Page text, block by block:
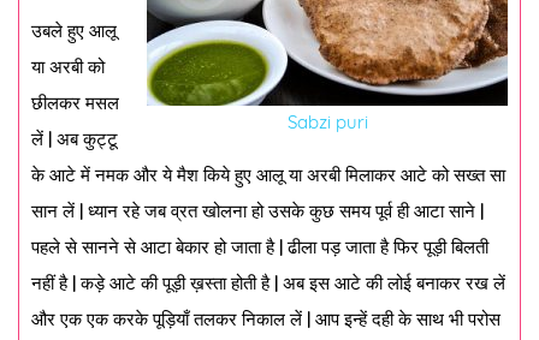
Sabzi puri
उबले हुए आलू
या अरबी को
छीलकर मसल
लें | अब कुट्टू
के आटे में नमक और ये मैश किये हुए आलू या अरबी मिलाकर आटे को सख्त सा
सान लें | ध्यान रहे जब व्रत खोलना हो उसके कुछ समय पूर्व ही आटा साने |
पहले से सानने से आटा बेकार हो जाता है | ढीला पड़ जाता है फिर पूड़ी बिलती
नहीं है | कड़े आटे की पूड़ी ख़स्ता होती है | अब इस आटे की लोई बनाकर रख लें
और एक एक करके पूड़ियाँ तलकर निकाल लें | आप इन्हें दही के साथ भी परोस